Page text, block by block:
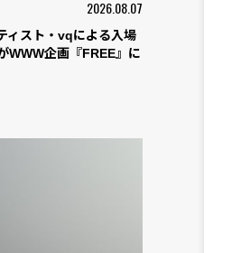
2026.08.07
ィスト・vqによる入場
WWW企画『FREE』に